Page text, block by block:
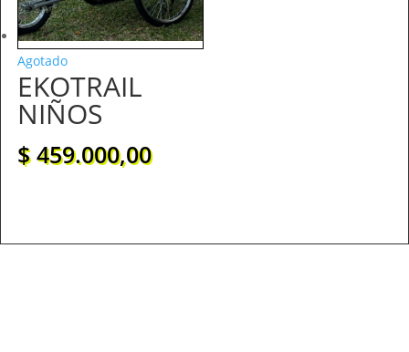
Agotado
EKOTRAIL
NIÑOS
$459.000,00